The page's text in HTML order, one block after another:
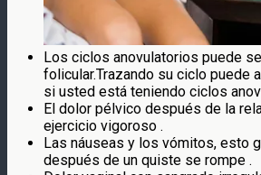
Los ciclos anovulatorios puede
folicular.Trazando su ciclo puede
si usted está teniendo ciclos
El dolor pélvico después de la
ejercicio vigoroso .
Las náuseas y los vómitos, esto
después de un quiste se rompe .